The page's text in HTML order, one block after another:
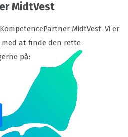
MidtVest
MidtVest. Vi er
at finde den rette
på: